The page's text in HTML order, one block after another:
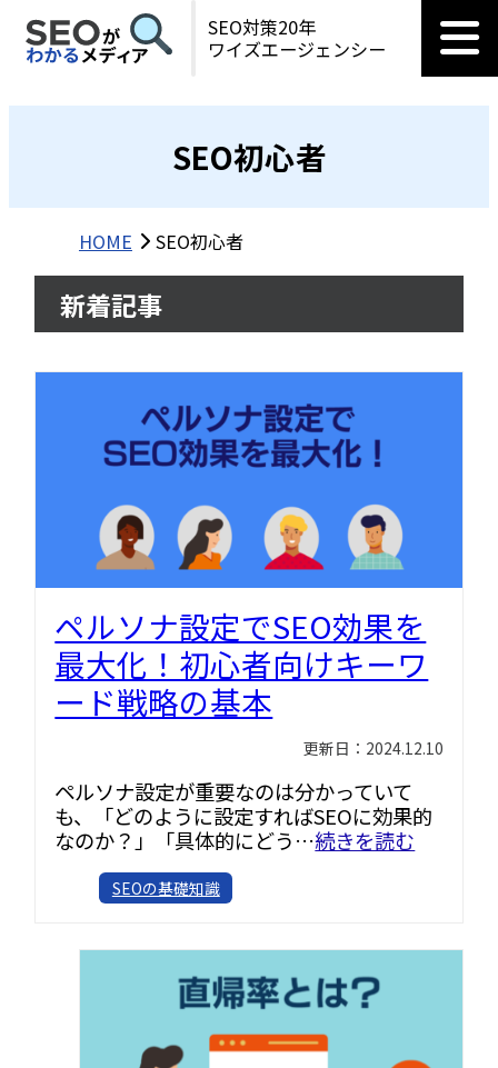
SEO対策20年
ワイズエージェンシー
SEO初心者
HOME SEO初心者
新着記事
ペルソナ設定でSEO効果を
最大化！初心者向けキーワ
ード戦略の基本
更新日：2024.12.10
ペルソナ設定が重要なのは分かっていて
も、「どのように設定すればSEOに効果的
なのか？」「具体的にどう…続きを読む
SEOの基礎知識